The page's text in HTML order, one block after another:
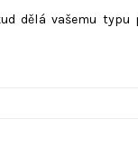
dělá vašemu typu